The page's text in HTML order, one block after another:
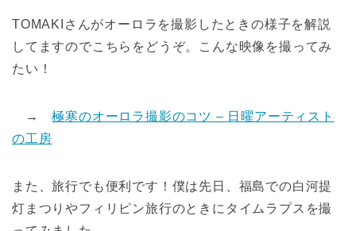
TOMAKIさんがオーロラを撮影したときの様子を解説
してますのでこちらをどうぞ。こんな映像を撮ってみ
たい！
→極寒のオーロラ撮影のコツ – 日曜アーティスト
の工房
また、旅行でも便利です！僕は先日、福島での白河提
灯まつりやフィリピン旅行のときにタイムラプスを撮